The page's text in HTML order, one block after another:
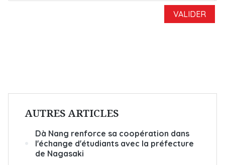
AUTRES ARTICLES
Dà Nang renforce sa coopération dans
l'échange d'étudiants avec la préfecture
de Nagasaki